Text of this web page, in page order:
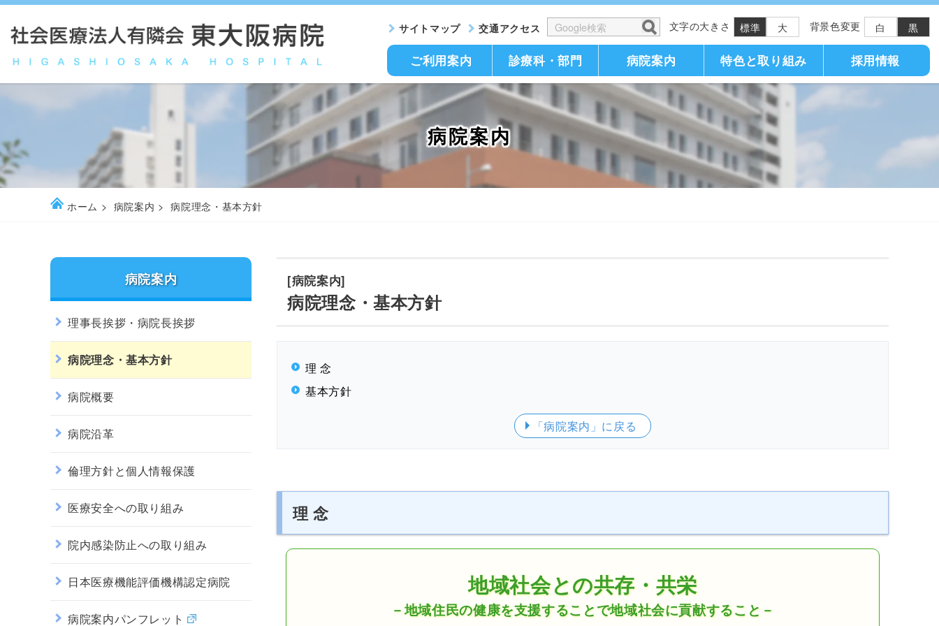
サイトマップ 交通アクセス 文字の大きさ 標準 大 背景色変更 白 黒
ご利用案内 診療科・部門 病院案内 特色と取り組み 採用情報
病院案内
ホーム 病院案内 病院理念・基本方針
[病院案内]
病院理念・基本方針
理 念
基本方針
「病院案内」 に戻る
理 念
地域社会との共存・共栄
－地域住民の健康を支援することで地域社会に貢献すること －
病院案内
理事長挨拶・病院長挨拶
病院理念・基本方針
病院概要
病院沿革
倫理方針と個人情報保護
医療安全への取り組み
院内感染防止への取り組み
日本医療機能評価機構認定病院
病院案内パンフレット